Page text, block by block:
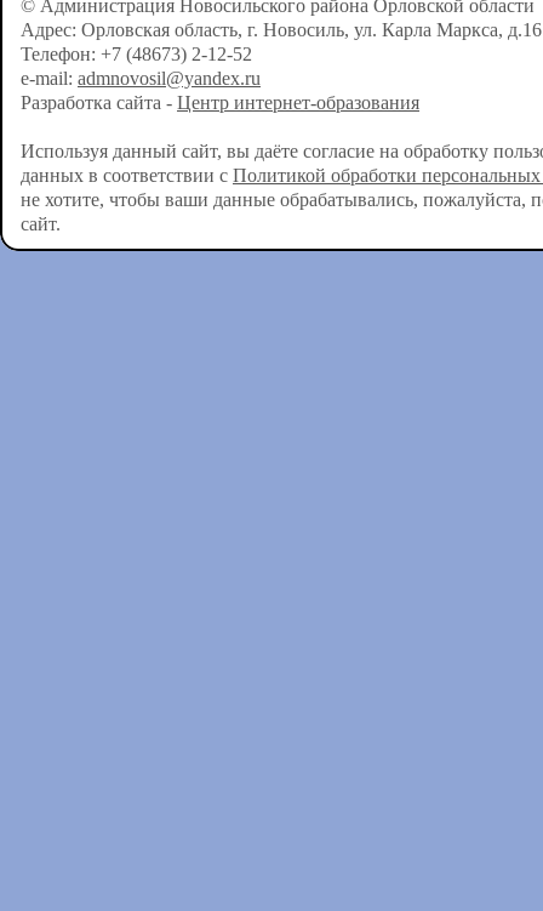
© Администрация Новосильского района Орловской области
Адрес: Орловская область, г. Новосиль, ул. Карла Маркса, д.16
Телефон: +7 (48673) 2-12-52
e-mail: admnovosil@yandex.ru
Разработка сайта - Центр интернет-образования
Используя данный сайт, вы даёте согласие на обработку
данных в соответствии с Политикой обработки
не хотите, чтобы ваши данные обрабатывались, пожалуйста,
сайт.